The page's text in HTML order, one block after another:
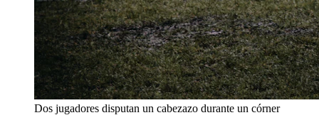
Dos jugadores disputan un cabezazo durante un córner